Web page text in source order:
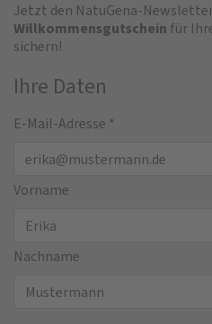
Jetzt den NatuGena-
Willkommensgutschein für
sichern!
Ihre Daten
E-Mail-Adresse *
Vorname
Nachname